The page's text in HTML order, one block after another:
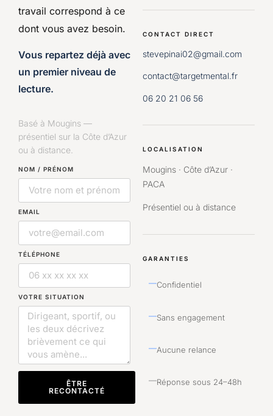
travail correspond à ce
dont vous avez besoin.
Vous repartez déjà avec
un premier niveau de
lecture.
Basé à Mougins —
présentiel sur la Côte d’Azur
ou à distance.
NOM / PRÉNOM
EMAIL
TÉLÉPHONE
VOTRE SITUATION
ÊTRE
RECONTACTÉ
CONTACT DIRECT
stevepinai02@gmail.com
contact@targetmental.fr
06 20 21 06 56
LOCALISATION
Mougins · Côte d’Azur ·
PACA
Présentiel ou à distance
GARANTIES
—Confidentiel
—Sans engagement
—Aucune relance
—Réponse sous 24–48h